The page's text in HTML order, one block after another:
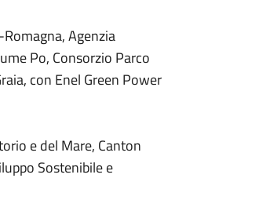
Agenzia
Po, Consorzio Parco
con Enel Green Power
e del Mare, Canton
Sostenibile e